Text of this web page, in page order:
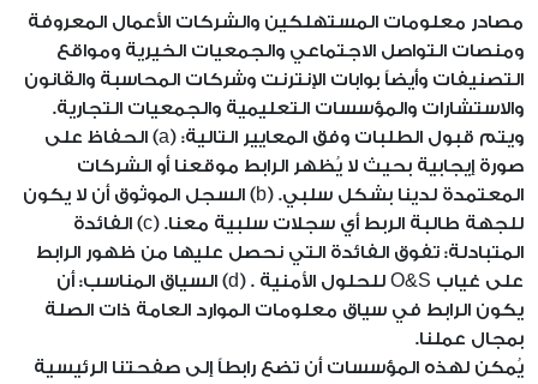
مصادر معلومات المستهلكين والشركات الأعمال المعروفة
ومنصات التواصل الاجتماعي والجمعيات الخيرية ومواقع
التصنيفات وأيضاً بوابات الإنترنت وشركات المحاسبة والقانون
والاستشارات والمؤسسات التعليمية والجمعيات التجارية.
ويتم قبول الطلبات وفق المعايير التالية: (a) الحفاظ على
صورة إيجابية بحيث لا يُظهر الرابط موقعنا أو الشركات
المعتمدة لدينا بشكل سلبي. (b) السجل الموثوق أن لا يكون
للجهة طالبة الربط أي سجلات سلبية معنا. (c) الفائدة
المتبادلة: تفوق الفائدة التي نحصل عليها من ظهور الرابط
على غياب O&S للحلول الأمنية . (d) السياق المناسب: أن
يكون الرابط في سياق معلومات الموارد العامة ذات الصلة
بمجال عملنا.
يُمكن لهذه المؤسسات أن تضع رابطاً إلى صفحتنا الرئيسية